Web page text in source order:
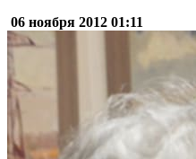
06 ноября 2012 01:11